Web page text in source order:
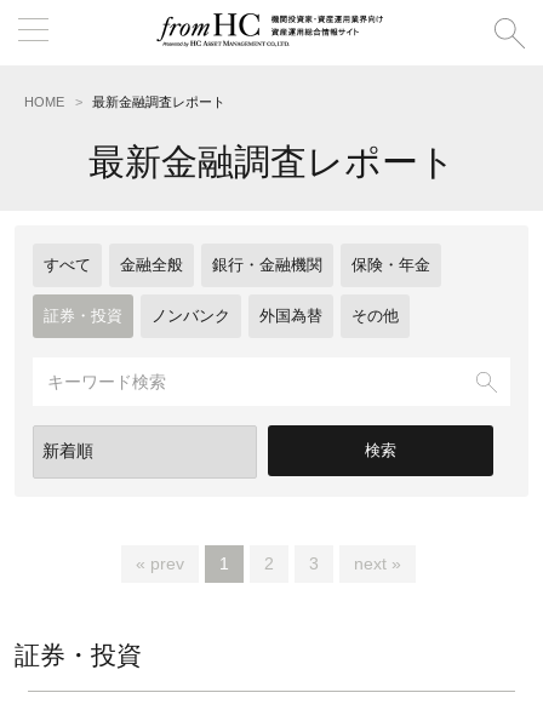
HOME 最新金融調査レポート
最新金融調査レポート
すべて 金融全般 銀行・金融機関 保険・年金
証券・投資 ノンバンク 外国為替 その他
« prev 1 2 3 next »
証券・投資